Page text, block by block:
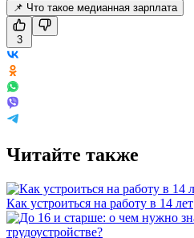
📌 Что такое медианная зарплата
3
Читайте также
Как устроиться на работу в 14 лет